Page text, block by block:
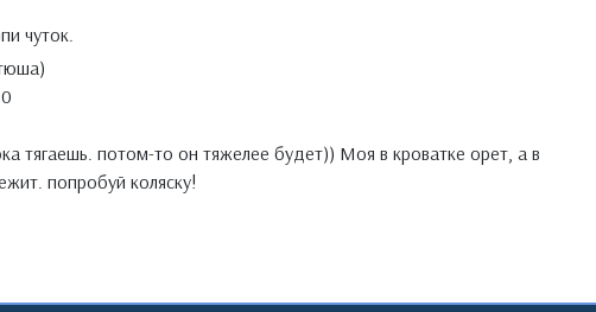
чуток.
тягаешь. потом-то он тяжелее будет)) Моя в кроватке орет, а в
попробуй коляску!